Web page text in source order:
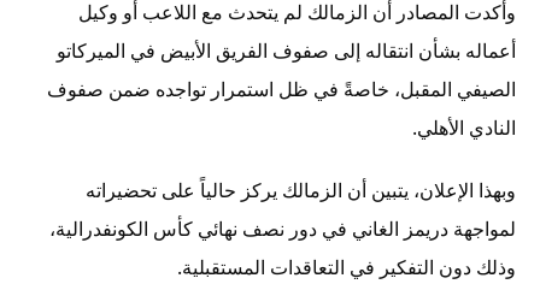
وأكدت المصادر أن الزمالك لم يتحدث مع اللاعب أو وكيل
أعماله بشأن انتقاله إلى صفوف الفريق الأبيض في الميركاتو
الصيفي المقبل، خاصةً في ظل استمرار تواجده ضمن صفوف
النادي الأهلي.
وبهذا الإعلان، يتبين أن الزمالك يركز حالياً على تحضيراته
لمواجهة دريمز الغاني في دور نصف نهائي كأس الكونفدرالية،
وذلك دون التفكير في التعاقدات المستقبلية.